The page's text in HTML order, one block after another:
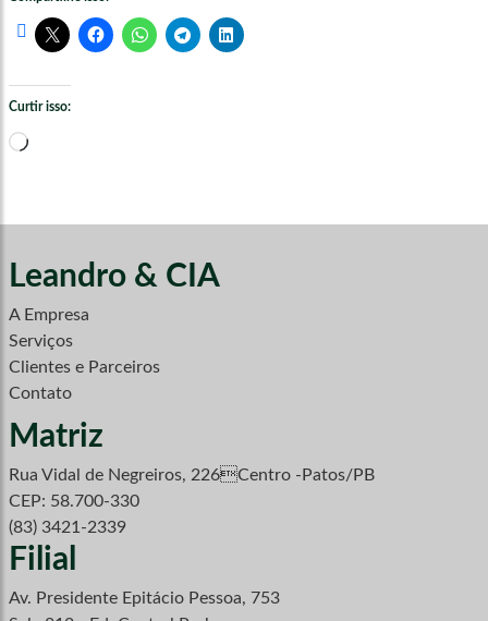
Curtir isso:
Carregando...
Leandro & CIA
A Empresa
Serviços
Clientes e Parceiros
Contato
Matriz
Rua Vidal de Negreiros, 226Centro -Patos/PB
CEP: 58.700-330
(83) 3421-2339
Filial
Av. Presidente Epitácio Pessoa, 753